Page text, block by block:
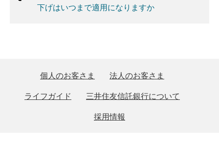
下げはいつまで適用になりますか
個人のお客さま
法人のお客さま
ライフガイド
三井住友信託銀行について
採用情報